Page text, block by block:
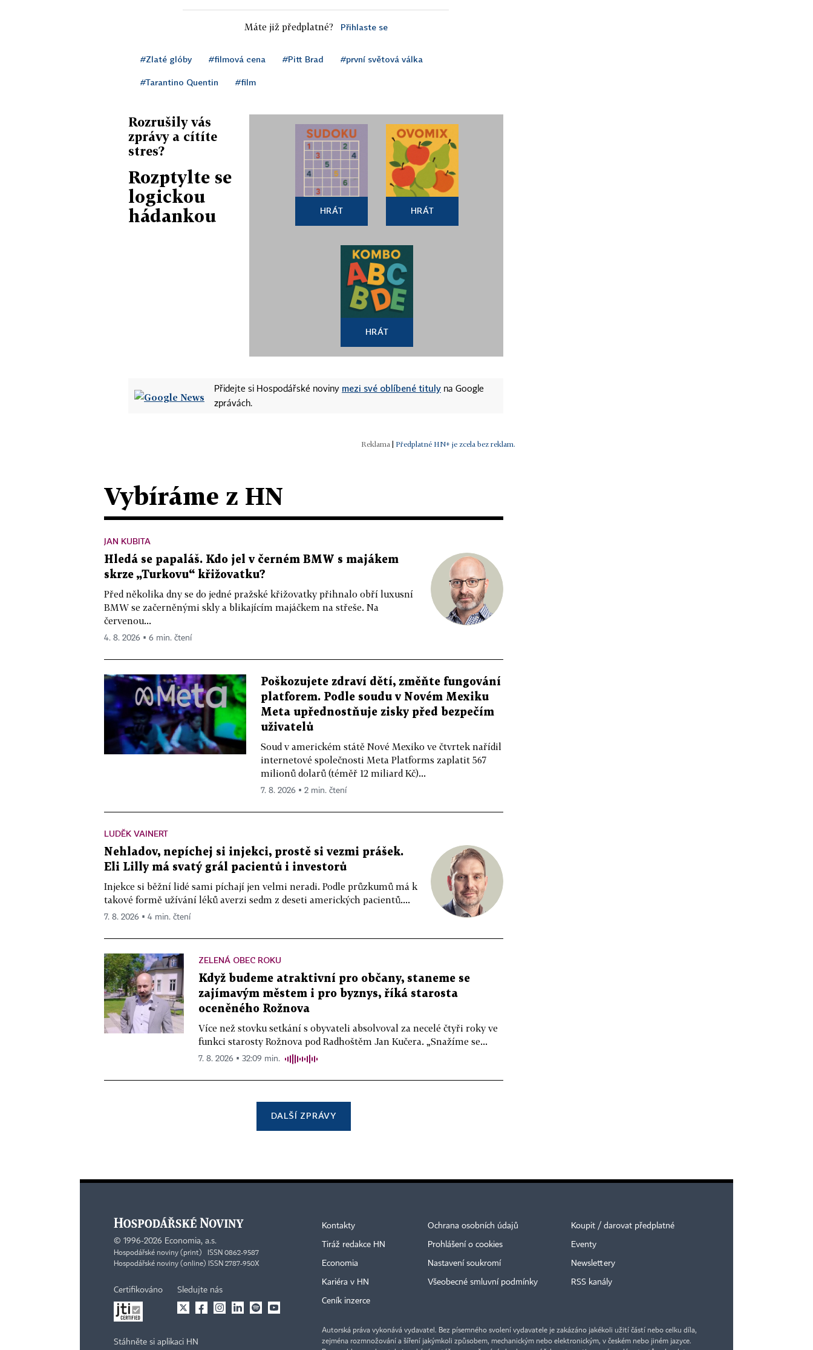
Máte již předplatné? Přihlaste se
#Zlaté glóby #filmová cena #Pitt Brad #první světová válka
#Tarantino Quentin #film
Rozrušily vás
zprávy a cítíte
stres?
Rozptylte se
logickou
hádankou
HRÁT HRÁT
HRÁT
Přidejte si Hospodářské noviny mezi své oblíbené tituly na Google
zprávách.
| Předplatné HN+ je zcela bez reklam.
Vybíráme z HN
JAN KUBITA
Hledá se papaláš. Kdo jel v černém BMW s majákem
skrze „Turkovu“ křižovatku?
Před několika dny se do jedné pražské křižovatky přihnalo obří luxusní
BMW se začerněnými skly a blikajícím majáčkem na střeše. Na
červenou...
4. 8. 2026 ▪ 6 min. čtení
Poškozujete zdraví dětí, změňte fungování
platforem. Podle soudu v Novém Mexiku
Meta upřednostňuje zisky před bezpečím
uživatelů
Soud v americkém státě Nové Mexiko ve čtvrtek nařídil
internetové společnosti Meta Platforms zaplatit 567
milionů dolarů (téměř 12 miliard Kč)...
7. 8. 2026 ▪ 2 min. čtení
LUDĚK VAINERT
Nehladov, nepíchej si injekci, prostě si vezmi prášek.
Eli Lilly má svatý grál pacientů i investorů
Injekce si běžní lidé sami píchají jen velmi neradi. Podle průzkumů má k
takové formě užívání léků averzi sedm z deseti amerických pacientů....
7. 8. 2026 ▪ 4 min. čtení
ZELENÁ OBEC ROKU
Když budeme atraktivní pro občany, staneme se
zajímavým městem i pro byznys, říká starosta
oceněného Rožnova
Více než stovku setkání s obyvateli absolvoval za necelé čtyři roky ve
funkci starosty Rožnova pod Radhoštěm Jan Kučera. „Snažíme se...
7. 8. 2026 ▪ 32:09 min.
DALŠÍ ZPRÁVY
© 1996-2026 Economia, a.s.
Hospodářské noviny (print) ISSN 0862-9587
Hospodářské noviny (online) ISSN 2787-950X
Certifikováno Sledujte nás
Stáhněte si aplikaci HN
Kontakty
Tiráž redakce HN
Economia
Kariéra v HN
Ceník inzerce
Ochrana osobních údajů
Prohlášení o cookies
Nastavení soukromí
Všeobecné smluvní podmínky
Koupit / darovat předplatné
Eventy
Newslettery
RSS kanály
Autorská práva vykonává vydavatel. Bez písemného svolení vydavatele je zakázáno jakékoli užití částí nebo celku díla,
zejména rozmnožování a šíření jakýmkoli způsobem, mechanickým nebo elektronickým, v českém nebo jiném jazyce.